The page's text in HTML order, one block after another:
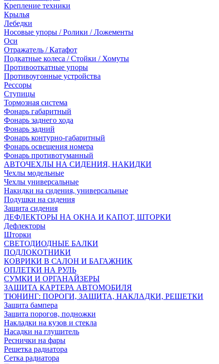
Крепление техники
Крылья
Лебедки
Носовые упоры / Ролики / Ложементы
Оси
Отражатель / Катафот
Подкатные колеса / Стойки / Хомуты
Противооткатные упоры
Противоугонные устройства
Рессоры
Ступицы
Тормозная система
Фонарь габаритный
Фонарь заднего хода
Фонарь задний
Фонарь контурно-габаритный
Фонарь освещения номера
Фонарь противотуманный
АВТОЧЕХЛЫ НА СИДЕНИЯ, НАКИДКИ
Чехлы модельные
Чехлы универсальные
Накидки на сидения, универсальные
Подушки на сидения
Защита сидения
ДЕФЛЕКТОРЫ НА ОКНА И КАПОТ, ШТОРКИ
Дефлекторы
Шторки
СВЕТОДИОДНЫЕ БАЛКИ
ПОДЛОКОТНИКИ
КОВРИКИ В САЛОН И БАГАЖНИК
ОПЛЕТКИ НА РУЛЬ
СУМКИ И ОРГАНАЙЗЕРЫ
ЗАЩИТА КАРТЕРА АВТОМОБИЛЯ
ТЮНИНГ: ПОРОГИ, ЗАЩИТА, НАКЛАДКИ, РЕШЕТКИ
Защита бампера
Защита порогов, подножки
Накладки на кузов и стекла
Насадки на глушитель
Реснички на фары
Решетка радиатора
Сетка радиатора